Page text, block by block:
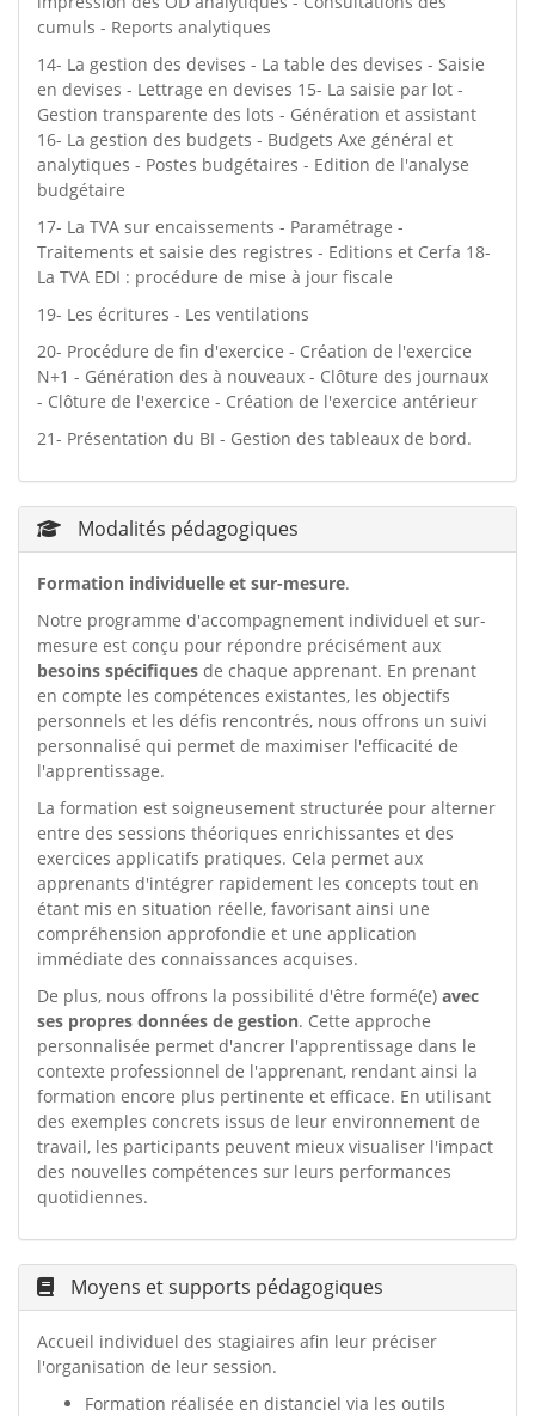
cumuls - Reports analytiques
14- La gestion des devises - La table des devises - Saisie
en devises - Lettrage en devises 15- La saisie par lot -
Gestion transparente des lots - Génération et assistant
16- La gestion des budgets - Budgets Axe général et
analytiques - Postes budgétaires - Edition de l'analyse
budgétaire
17- La TVA sur encaissements - Paramétrage -
Traitements et saisie des registres - Editions et Cerfa 18-
La TVA EDI : procédure de mise à jour fiscale
19- Les écritures - Les ventilations
20- Procédure de fin d'exercice - Création de l'exercice
N+1 - Génération des à nouveaux - Clôture des journaux
- Clôture de l'exercice - Création de l'exercice antérieur
21- Présentation du BI - Gestion des tableaux de bord.
Modalités pédagogiques
Formation individuelle et sur-mesure.
Notre programme d'accompagnement individuel et sur-
mesure est conçu pour répondre précisément aux
besoins spécifiques de chaque apprenant. En prenant
en compte les compétences existantes, les objectifs
personnels et les défis rencontrés, nous offrons un suivi
personnalisé qui permet de maximiser l'efficacité de
l'apprentissage.
La formation est soigneusement structurée pour alterner
entre des sessions théoriques enrichissantes et des
exercices applicatifs pratiques. Cela permet aux
apprenants d'intégrer rapidement les concepts tout en
étant mis en situation réelle, favorisant ainsi une
compréhension approfondie et une application
immédiate des connaissances acquises.
De plus, nous offrons la possibilité d'être formé(e) avec
ses propres données de gestion. Cette approche
personnalisée permet d'ancrer l'apprentissage dans le
contexte professionnel de l'apprenant, rendant ainsi la
formation encore plus pertinente et efficace. En utilisant
des exemples concrets issus de leur environnement de
travail, les participants peuvent mieux visualiser l'impact
des nouvelles compétences sur leurs performances
quotidiennes.
Moyens et supports pédagogiques
Accueil individuel des stagiaires afin leur préciser
l'organisation de leur session.
Formation réalisée en distanciel via les outils